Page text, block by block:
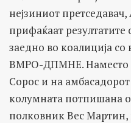
нејзиниот
прифаќаат
заедно во коалиција
ВМРО-ДПМНЕ. Наместо
Сорос и на
колумната потпишана
полковник Вес Мартин,